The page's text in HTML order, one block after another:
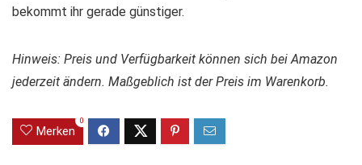
bekommt ihr gerade günstiger.
Hinweis: Preis und Verfügbarkeit können sich bei Amazon
jederzeit ändern. Maßgeblich ist der Preis im Warenkorb.
Merken
0